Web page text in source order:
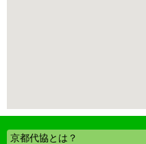
京都代協とは？